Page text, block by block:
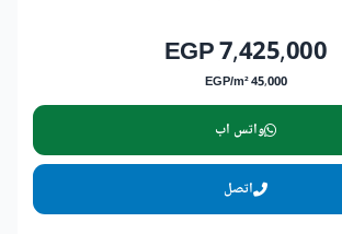
7,425,000 EGP
45,000 EGP/m²
واتس اب
اتصل